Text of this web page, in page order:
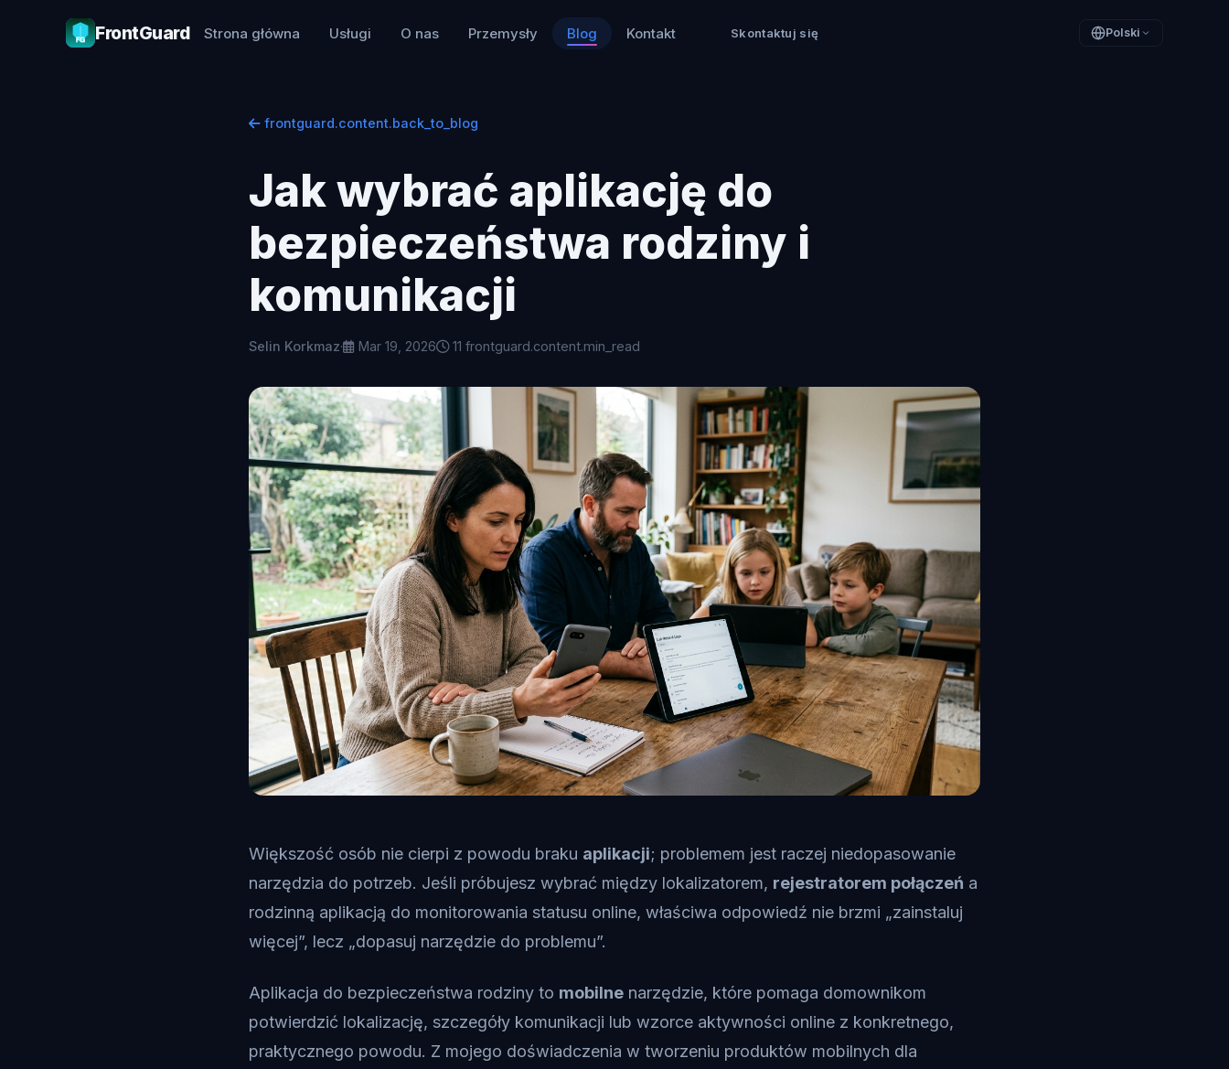
FrontGuard Strona główna Usługi O nas Przemysły Blog Kontakt Skontaktuj się Polski
frontguard.content.back_to_blog
Jak wybrać aplikację do
bezpieczeństwa rodziny i
komunikacji
Selin Korkmaz· Mar 19, 2026 11 frontguard.content.min_read
Większość osób nie cierpi z powodu braku aplikacji; problemem jest raczej niedopasowanie
narzędzia do potrzeb. Jeśli próbujesz wybrać między lokalizatorem, rejestratorem połączeń a
rodzinną aplikacją do monitorowania statusu online, właściwa odpowiedź nie brzmi „zainstaluj
więcej”, lecz „dopasuj narzędzie do problemu”.
Aplikacja do bezpieczeństwa rodziny to mobilne narzędzie, które pomaga domownikom
potwierdzić lokalizację, szczegóły komunikacji lub wzorce aktywności online z konkretnego,
praktycznego powodu. Z mojego doświadczenia w tworzeniu produktów mobilnych dla